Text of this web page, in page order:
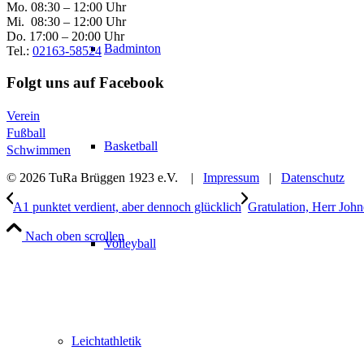
Badminton
Basketball
Volleyball
Leichtathletik
Mo. 08:30 – 12:00 Uhr
Mi. 08:30 – 12:00 Uhr
Do. 17:00 – 20:00 Uhr
Tel.: 02163-58524
Folgt uns auf Facebook
Verein
Fußball
Schwimmen
© 2026 TuRa Brüggen 1923 e.V. | Impressum | Datenschutz
A1 punktet verdient, aber dennoch glücklich Gratulation, Herr
Nach oben scrollen